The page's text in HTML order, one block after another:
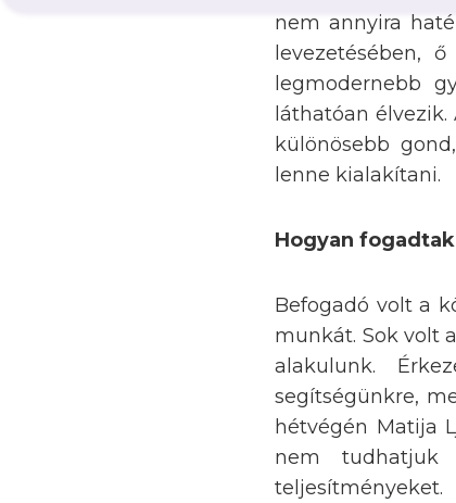
nem annyira
levezetésében,
legmodernebb
láthatóan
különösebb
lenne kialakítani.
Hogyan
Befogadó volt a
munkát. Sok volt
alakulunk.
segítségünkre,
hétvégén Matija
nem tudhatjuk